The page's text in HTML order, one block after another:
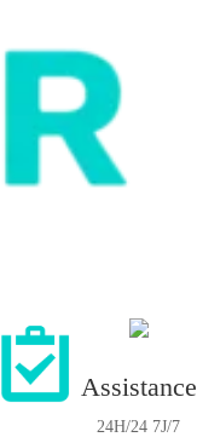
Assistance
24H/24 7J/7